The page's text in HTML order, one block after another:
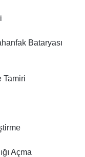
Bataryası
Tamiri
Açma